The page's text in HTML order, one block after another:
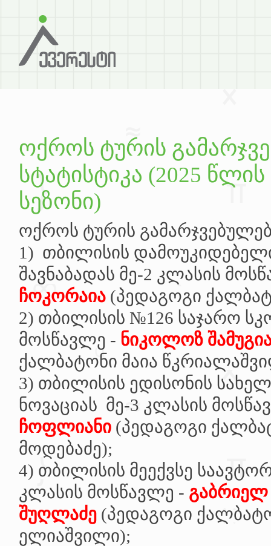
ოქროს ტურის
სტატისტიკა (2025
სეზონი)
ოქროს ტურის
1) თბილისის
შავნაბადას მე-2 კლასის
ჩოკორაია (პედაგოგი
2) თბილისის №126 საჯარო
მოსწავლე - ნიკოლოზ
ქალბატონი მაია
3) თბილისის ედისონის
ნოვაციას მე-3 კლასის
ჩოფლიანი (პედაგოგი
მოდებაძე);
4) თბილისის მეექვსე
კლასის მოსწავლე - გაბრიელ
შუღლაძე (პედაგოგი
ელიაშვილი);